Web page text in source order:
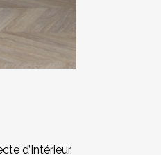
d’Intérieur,